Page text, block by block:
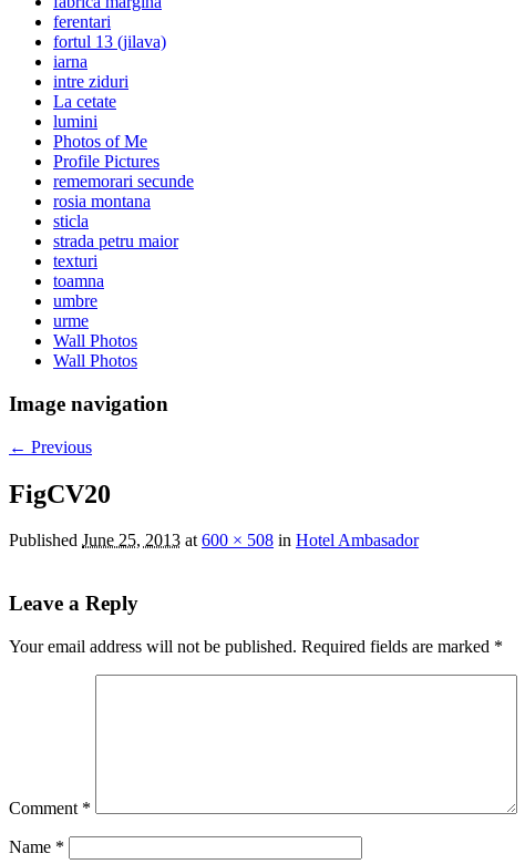
ferentari
fortul 13 (jilava)
iarna
intre ziduri
La cetate
lumini
Photos of Me
Profile Pictures
rememorari secunde
rosia montana
sticla
strada petru maior
texturi
toamna
umbre
urme
Wall Photos
Wall Photos
Image navigation
← Previous
FigCV20
Published June 25, 2013 at600 × 508 in Hotel Ambasador
Leave a Reply
Your email address will not be published. Required fields are marked *
Comment *
Name *